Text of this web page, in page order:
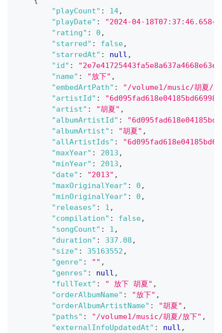
"playCount" : 14,
"playDate" :
"2024-04-
"rating" : 0 ,
"starred" : false,
"starredAt" : null ,
"id" :
"name" : "放下" ,
"embedArtPath" :
"/volume1/music/胡夏/
"artistId" :
"artist" : "胡夏" ,
"albumArtistId" :
"albumArtist" : "胡夏" ,
"allArtistIds" :
"maxYear" : 2013 ,
"minYear" : 2013 ,
"date" : "2013" ,
"maxOriginalYear" : 0 ,
"minOriginalYear" : 0 ,
"releases" : 1 ,
"compilation" : false,
"songCount" : 1 ,
"duration" : 337.08 ,
"size" : 35163552 ,
"genre" : "" ,
"genres" : null ,
"fullText" : " 放下 胡夏" ,
"orderAlbumName" : "放下" ,
"orderAlbumArtistName" : "胡夏" ,
"paths" : "/volume1/music/胡夏/放下" ,
"externalInfoUpdatedAt" : null ,